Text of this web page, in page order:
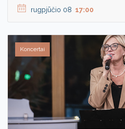
rugpjūčio 08 17:00
Koncertai